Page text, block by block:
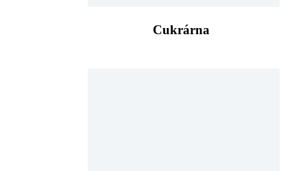
Cukrárna